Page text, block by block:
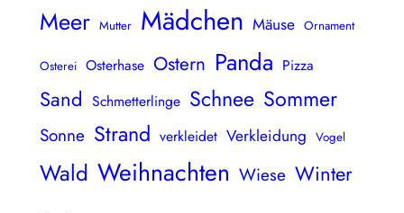
Meer Mutter Mädchen Mäuse Ornament
Osterei Osterhase Ostern Panda Pizza
Sand Schmetterlinge Schnee Sommer
Sonne Strand verkleidet Verkleidung Vogel
Wald Weihnachten Wiese Winter